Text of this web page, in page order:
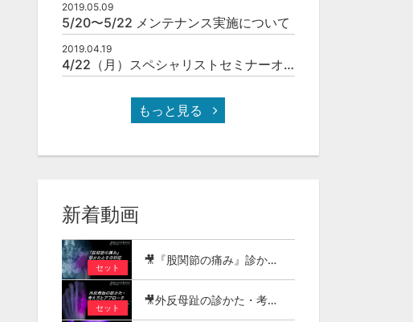
2019.05.09
5/20〜5/22 メンテナンス実施について
2019.04.19
4/22（月）スペシャリストセミナーオンラインOPEN！
もっと見る
新着動画
セット
🎥『股関節の痛み』診かたとその対応
セット
🎥外反母趾の診かた・考え方とアプローチ